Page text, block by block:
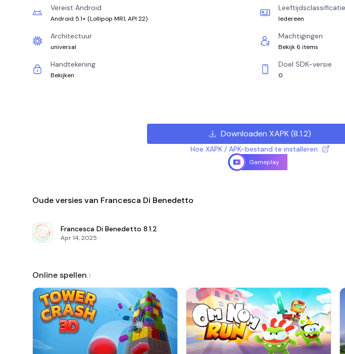
Vereist Android
Android 5.1+ (Lollipop MR1, API 22)
Leeftijdsclassificatie
Iedereen
Architectuur
universal
Machtigingen
Bekijk 6 items
Handtekening
Bekijken
Doel SDK-versie
0
Downloaden XAPK(8.1.2)
Hoe XAPK / APK-bestand te installeren
Gameplay
Oude versies van Francesca Di Benedetto
Francesca Di Benedetto 8.1.2
Apr 14, 2025
Online spellen